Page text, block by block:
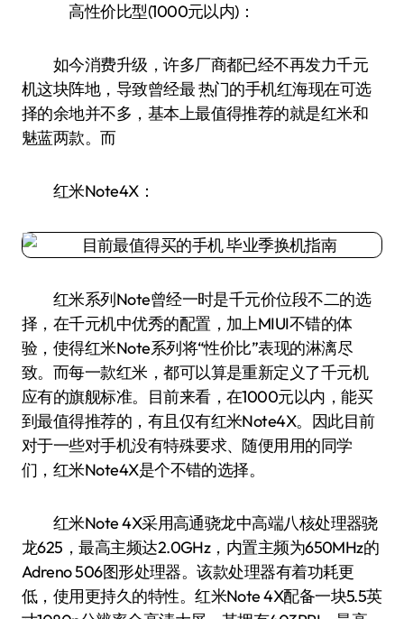
高性价比型(1000元以内)：
如今消费升级，许多厂商都已经不再发力千元
机这块阵地，导致曾经最 热门的手机红海现在可选
择的余地并不多，基本上最值得推荐的就是红米和
魅蓝两款。而
红米Note4X：
红米系列Note曾经一时是千元价位段不二的选
择，在千元机中优秀的配置，加上MIUI不错的体
验，使得红米Note系列将“性价比”表现的淋漓尽
致。而每一款红米，都可以算是重新定义了千元机
应有的旗舰标准。目前来看，在1000元以内，能买
到最值得推荐的，有且仅有红米Note4X。因此目前
对于一些对手机没有特殊要求、随便用用的同学
们，红米Note4X是个不错的选择。
红米Note 4X采用高通骁龙中高端八核处理器骁
龙625，最高主频达2.0GHz，内置主频为650MHz的
Adreno 506图形处理器。该款处理器有着功耗更
低，使用更持久的特性。红米Note 4X配备一块5.5英